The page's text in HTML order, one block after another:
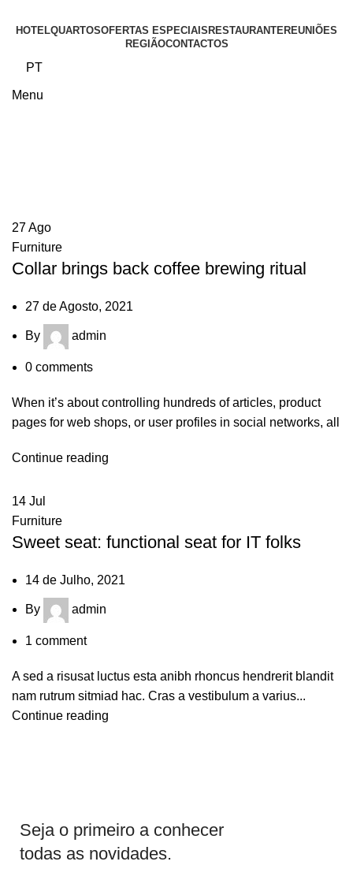
HOTELQUARTOSOFERTAS ESPECIAIS RESTAURANTEREUNIÕES
REGIÃOCONTACTOS
PT
Menu
27Ago
Furniture
Collar brings back coffee brewing ritual
27 de Agosto, 2021
By admin
0 comments
When it’s about controlling hundreds of articles, product
pages for web shops, or user profiles in social networks, all
Continue reading
14 Jul
Furniture
Sweet seat: functional seat for IT folks
14 de Julho, 2021
By admin
1 comment
A sed a risusat luctus esta anibh rhoncus hendrerit blandit
nam rutrum sitmiad hac. Cras a vestibulum a varius...
Continue reading
Seja o primeiro a conhecer
todas as novidades.